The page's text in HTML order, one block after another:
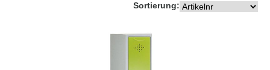
Sortierung: